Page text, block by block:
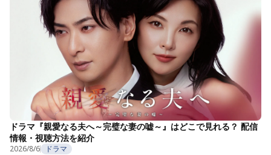
ドラマ『親愛なる夫へ～完璧な妻の嘘～』はどこで見れる？ 配信
情報・視聴方法を紹介
2026/8/6 ドラマ